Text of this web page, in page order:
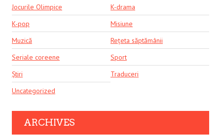
Jocurile Olimpice
K-drama
K-pop
Misiune
Muzică
Rețeta săptămânii
Seriale coreene
Sport
Știri
Traduceri
Uncategorized
ARCHIVES